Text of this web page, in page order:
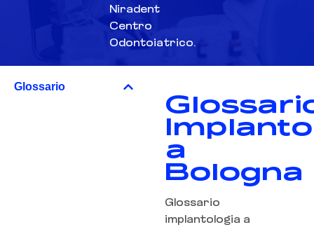
Niradent
Centro
Odontoiatrico.
Glossario
a
Bologna
Glossario
implantologia a